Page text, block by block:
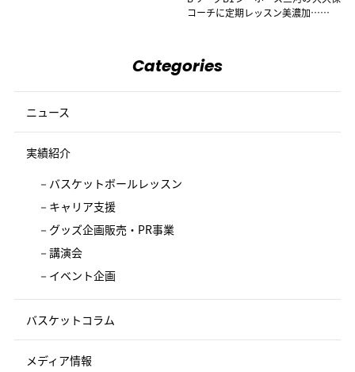
コーチに定期レッスン美濃加……
Categories
ニュース
実績紹介
バスケットボールレッスン
キャリア支援
グッズ企画販売・PR事業
講演会
イベント企画
バスケットコラム
メディア情報